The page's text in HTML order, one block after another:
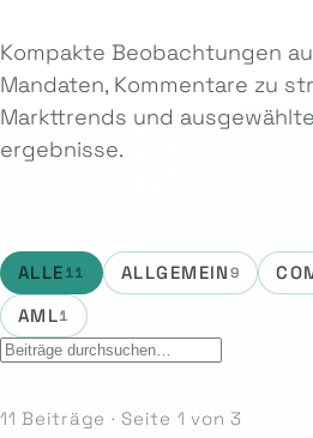
Kompakte Beobachtungen
Mandaten, Kommentare zu
Markttrends und
ergebnisse.
ALLE11 ALLGEMEIN9
AML1
11 Beiträge · Seite 1 von 3